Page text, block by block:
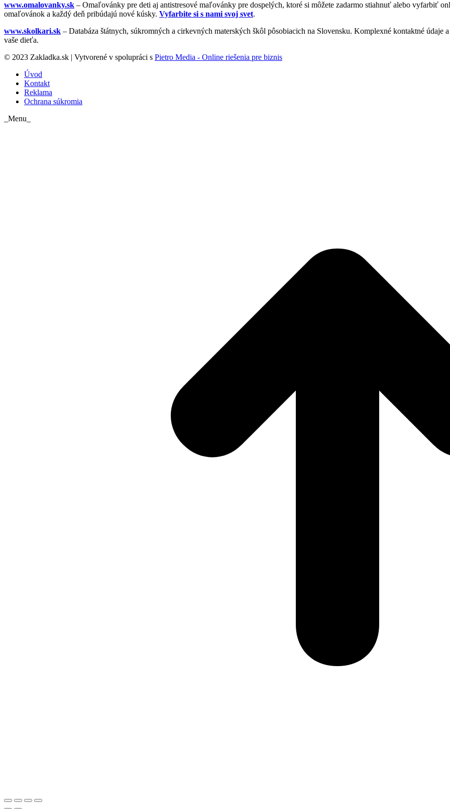
www.omalovanky.sk – Omaľovánky pre deti aj antistresové maľovánky pre dospelých, ktoré si môžete zadarmo stiahnuť alebo vyfarbiť
omaľovánok a každý deň pribúdajú nové kúsky. Vyfarbite si s nami svoj svet.
www.skolkari.sk – Databáza štátnych, súkromných a cirkevných materských škôl pôsobiacich na Slovensku. Komplexné kontaktné
vaše dieťa.
© 2023 Zakladka.sk | Vytvorené v spolupráci s Pietro Media - Online riešenia pre biznis
Úvod
Kontakt
Reklama
Ochrana súkromia
_Menu_